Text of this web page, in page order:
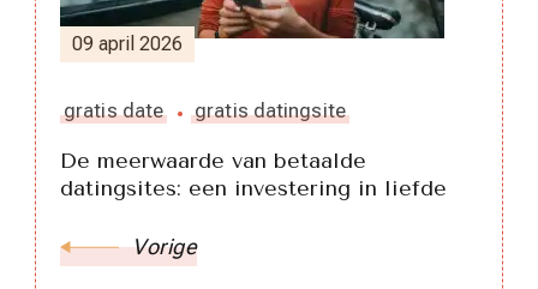
09 april 2026
gratis date gratis datingsite
De meerwaarde van betaalde
datingsites: een investering in liefde
Vorige